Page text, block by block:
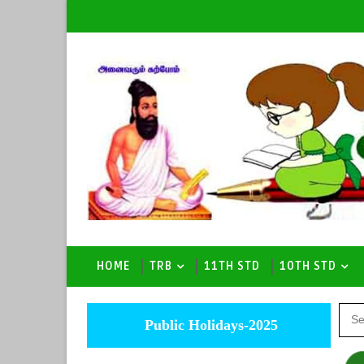
HOME TRB 11TH STD 10TH STD
Public Holidays-2025